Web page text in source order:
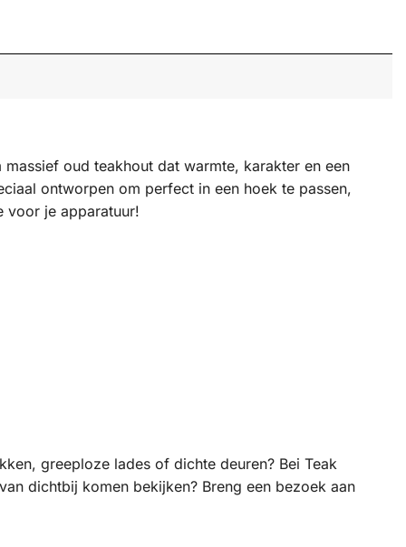
oud teakhout dat warmte, karakter en een
ontworpen om perfect in een hoek te passen,
voor je apparatuur!
greeploze lades of dichte deuren? Bei Teak
dichtbij komen bekijken? Breng een bezoek aan